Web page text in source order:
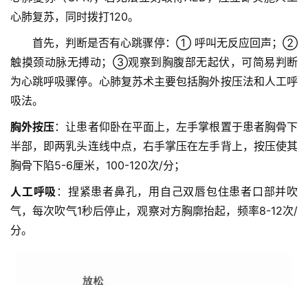
党
作
组
织
建
设
医
师
风
采
登录 注册
心肺复苏，同时拨打120。
首先，判断是否有心跳骤停：① 呼叫无反应回声；②
触摸颈动脉无搏动；③观察到胸腹部无起伏，可简易判断
为心跳呼吸骤停。心肺复苏术主要包括胸外按压法和人工呼
吸法。
胸外按压：让患者仰卧在平面上，左手掌根置于患者胸骨下
半部，即两乳头连线中点，右手掌压在左手背上，按压使其
胸骨下陷5-6厘米，100-120次/分；
人工呼吸 ：捏紧患者鼻孔，用自己双唇包住患者口部并吹
气，每次吹气1秒后停止，观察对方胸廓抬起，频率8-12次/
分。